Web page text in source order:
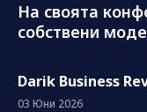
На своята
собствени
Darik Business
03 Юни 2026